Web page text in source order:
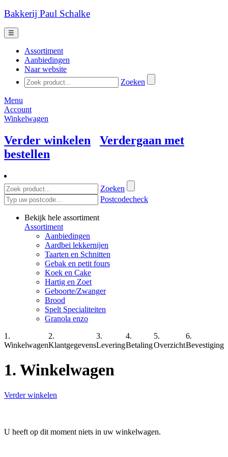
Bakkerij Paul Schalke
☰
Assortiment
Aanbiedingen
Naar website
Zoeken
Menu
Account
Winkelwagen
Verder winkelen
Verdergaan met
bestellen
Zoeken
Postcodecheck
Bekijk hele assortiment
Assortiment
Aanbiedingen
Aardbei lekkernijen
Taarten en Schnitten
Gebak en petit fours
Koek en Cake
Hartig en Zoet
Geboorte/Zwanger
Brood
Spelt Specialiteiten
Granola enzo
1.
Winkelwagen
2.
Klantgegevens
3.
Levering
4.
Betaling
5.
Overzicht
6.
Bevestiging
1. Winkelwagen
Verder winkelen
U heeft op dit moment niets in uw winkelwagen.